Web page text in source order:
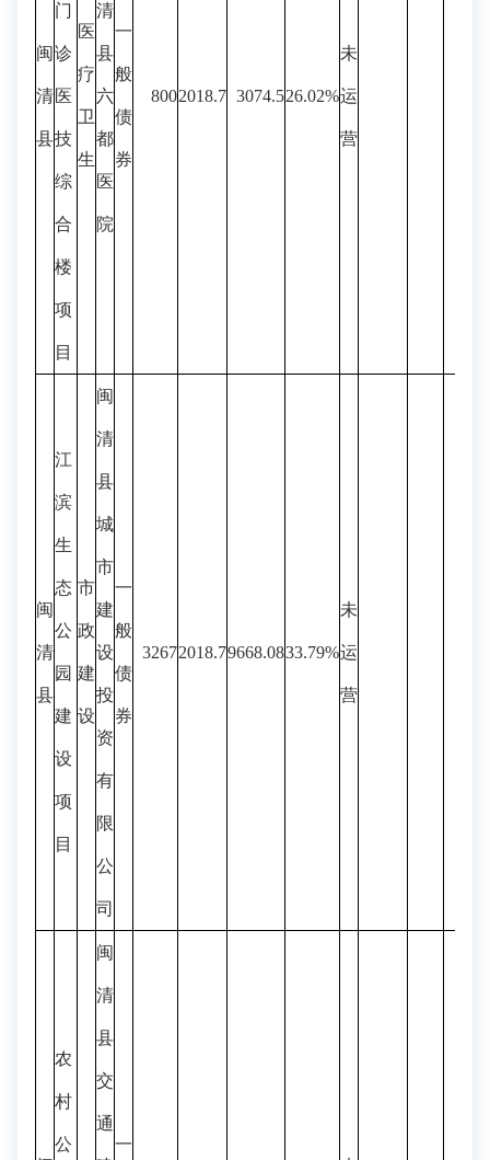
闽
清
县
门
诊
医
技
综
合
楼
项
目
医
疗
卫
生
清
县
六
都
医
院
一
般
债
券
8002018.7 3074.526.02%
未
运
营
闽
清
县
江
滨
生
态
公
园
建
设
项
目
市
政
建
设
闽
清
县
城
市
建
设
投
资
有
限
公
司
一
般
债
券
32672018.79668.0833.79%
未
运
营
农
村
公
闽
清
县
交
通
一